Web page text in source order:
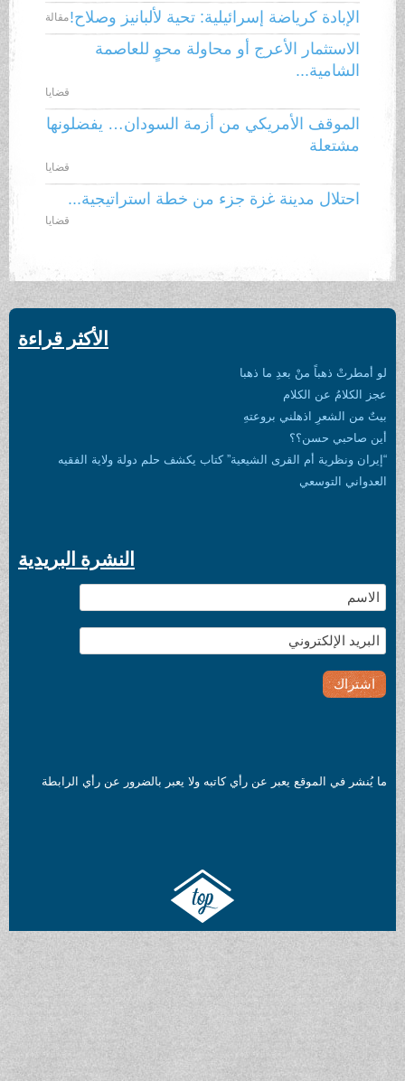
الإبادة كرياضة إسرائيلية: تحية لألبانيز وصلاح!مقالة
الاستثمار الأعرج أو محاولة محوٍ للعاصمة
الشامية...
قضايا
الموقف الأمريكي من أزمة السودان… يفضلونها
مشتعلة
قضايا
احتلال مدينة غزة جزء من خطة استراتيجية...
قضايا
الأكثر قراءة
لو أمطرتْ ذهباً منْ بعدِ ما ذهبا
عجز الكلامُ عن الكلام
بيتٌ من الشعرِ اذهلني بروعتهِ
أين صاحبي حسن؟؟
“إيران ونظرية أم القرى الشيعية” كتاب يكشف حلم دولة ولاية الفقيه
العدواني التوسعي
النشرة البريدية
ما يُنشر في الموقع يعبر عن رأي كاتبه ولا يعبر بالضرور عن رأي الرابطة